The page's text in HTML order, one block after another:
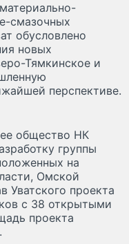
смазочных
обусловлено
новых
Тямкинское и
перспективе.
общество НК
группы
на
Омской
проекта
с 38 открытыми
проекта